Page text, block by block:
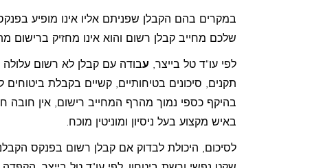
במקרים בהם הקבלן שפניתם אליו אינו מופיע
שלכם מחייב קבלן רשום והוא אינו מחזיק ברישום
לפי עו"ד טל בייצר, עבודה עם קבלן לא רשום עלולה
תקנים, סיכונים בטיחותיים, קשיים בקבלת
בהיקף כספי נמוך מהרף המחייב רישום, אין חובה
באיש מקצוע בעל ניסיון ומוניטין מוכח.
לסיכום, היכולת לבדוק אם קבלן רשום בפנקס